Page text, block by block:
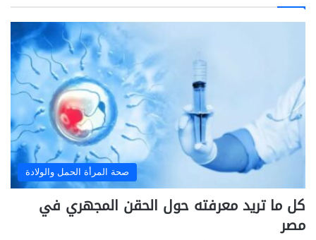
صحة المرأة الحمل والولادة
كل ما تريد معرفته حول الحقن المجهري في
مصر